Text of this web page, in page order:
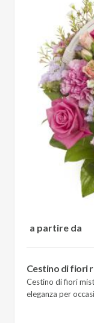
a partire da
Cestino di fiori
Cestino di fiori
eleganza per